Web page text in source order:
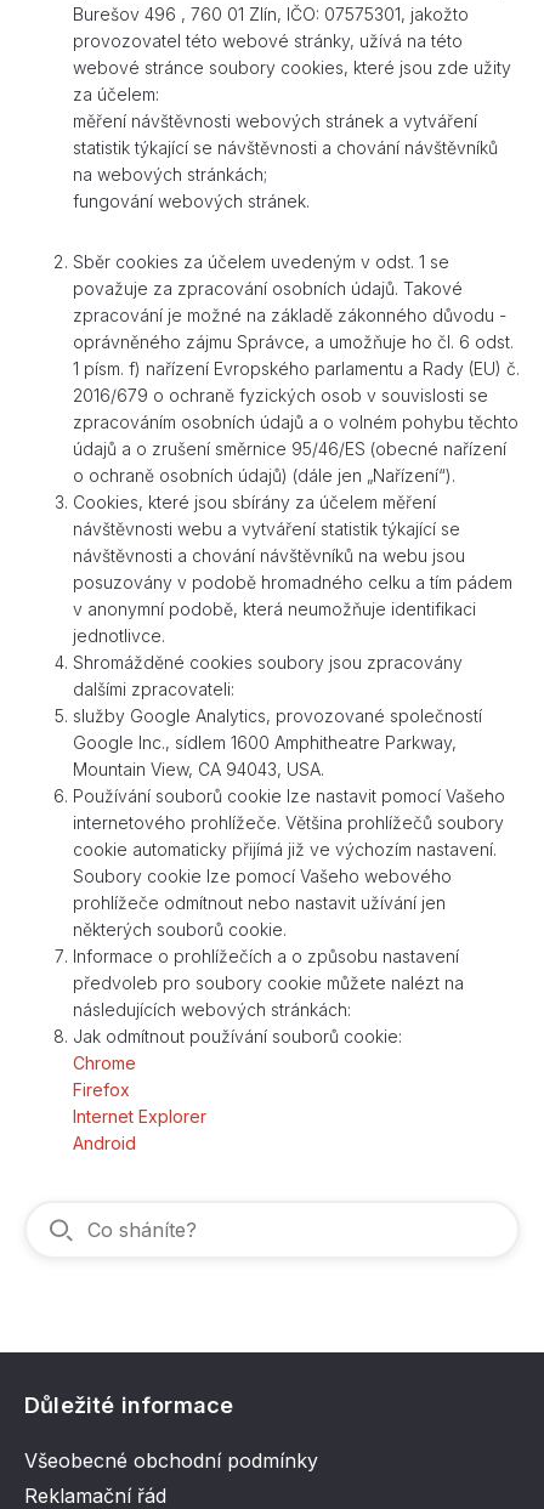
Burešov 496 , 760 01 Zlín, IČO: 07575301, jakožto
provozovatel této webové stránky, užívá na této
webové stránce soubory cookies, které jsou zde užity
za účelem:
měření návštěvnosti webových stránek a vytváření
statistik týkající se návštěvnosti a chování návštěvníků
na webových stránkách;
fungování webových stránek.
Sběr cookies za účelem uvedeným v odst. 1 se
považuje za zpracování osobních údajů. Takové
zpracování je možné na základě zákonného důvodu -
oprávněného zájmu Správce, a umožňuje ho čl. 6 odst.
1 písm. f) nařízení Evropského parlamentu a Rady (EU) č.
2016/679 o ochraně fyzických osob v souvislosti se
zpracováním osobních údajů a o volném pohybu těchto
údajů a o zrušení směrnice 95/46/ES (obecné nařízení
o ochraně osobních údajů) (dále jen „Nařízení“).
Cookies, které jsou sbírány za účelem měření
návštěvnosti webu a vytváření statistik týkající se
návštěvnosti a chování návštěvníků na webu jsou
posuzovány v podobě hromadného celku a tím pádem
v anonymní podobě, která neumožňuje identifikaci
jednotlivce.
Shromážděné cookies soubory jsou zpracovány
dalšími zpracovateli:
služby Google Analytics, provozované společností
Google Inc., sídlem 1600 Amphitheatre Parkway,
Mountain View, CA 94043, USA.
Používání souborů cookie lze nastavit pomocí Vašeho
internetového prohlížeče. Většina prohlížečů soubory
cookie automaticky přijímá již ve výchozím nastavení.
Soubory cookie lze pomocí Vašeho webového
prohlížeče odmítnout nebo nastavit užívání jen
některých souborů cookie.
Informace o prohlížečích a o způsobu nastavení
předvoleb pro soubory cookie můžete nalézt na
následujících webových stránkách:
Jak odmítnout používání souborů cookie:
Chrome
Firefox
Internet Explorer
Android
Důležité informace
Všeobecné obchodní podmínky
Reklamační řád